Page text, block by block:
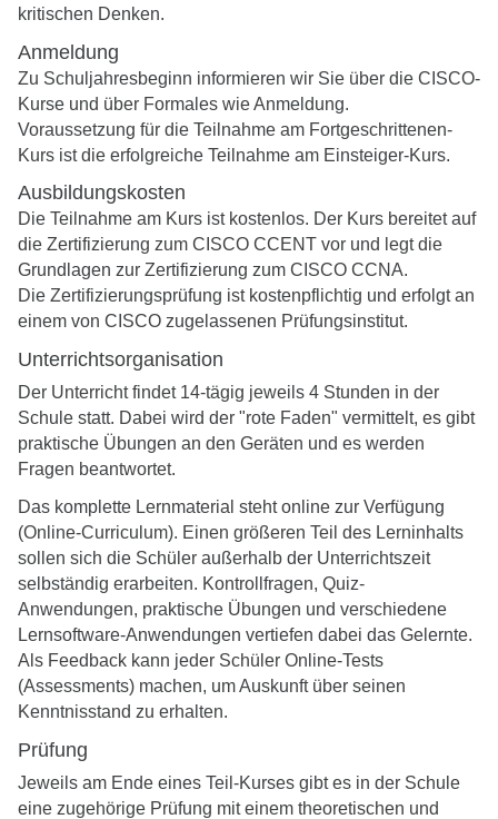
kritischen Denken.
Anmeldung
Zu Schuljahresbeginn informieren wir Sie über die CISCO-
Kurse und über Formales wie Anmeldung.
Voraussetzung für die Teilnahme am Fortgeschrittenen-
Kurs ist die erfolgreiche Teilnahme am Einsteiger-Kurs.
Ausbildungskosten
Die Teilnahme am Kurs ist kostenlos. Der Kurs bereitet auf
die Zertifizierung zum CISCO CCENT vor und legt die
Grundlagen zur Zertifizierung zum CISCO CCNA.
Die Zertifizierungsprüfung ist kostenpflichtig und erfolgt an
einem von CISCO zugelassenen Prüfungsinstitut.
Unterrichtsorganisation
Der Unterricht findet 14-tägig jeweils 4 Stunden in der
Schule statt. Dabei wird der "rote Faden" vermittelt, es gibt
praktische Übungen an den Geräten und es werden
Fragen beantwortet.
Das komplette Lernmaterial steht online zur Verfügung
(Online-Curriculum). Einen größeren Teil des Lerninhalts
sollen sich die Schüler außerhalb der Unterrichtszeit
selbständig erarbeiten. Kontrollfragen, Quiz-
Anwendungen, praktische Übungen und verschiedene
Lernsoftware-Anwendungen vertiefen dabei das Gelernte.
Als Feedback kann jeder Schüler Online-Tests
(Assessments) machen, um Auskunft über seinen
Kenntnisstand zu erhalten.
Prüfung
Jeweils am Ende eines Teil-Kurses gibt es in der Schule
eine zugehörige Prüfung mit einem theoretischen und